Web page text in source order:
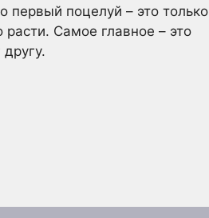
первый поцелуй – это только
Самое главное – это